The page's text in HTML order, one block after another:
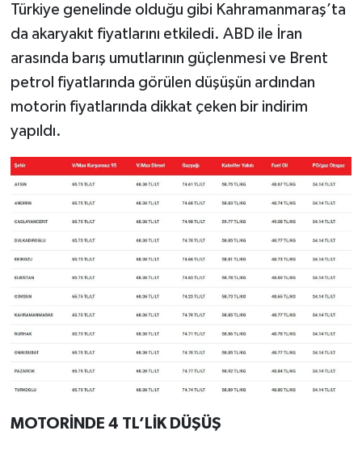
Türkiye genelinde olduğu gibi Kahramanmaraş’ta
da akaryakıt fiyatlarını etkiledi. ABD ile İran
arasında barış umutlarının güçlenmesi ve Brent
petrol fiyatlarında görülen düşüşün ardından
motorin fiyatlarında dikkat çeken bir indirim
yapıldı.
MOTORİNDE 4 TL’LİK DÜŞÜŞ